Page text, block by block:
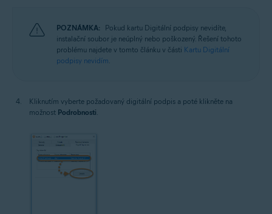
POZNÁMKA:
Pokud kartu Digitální podpisy nevidíte,
instalační soubor je neúplný nebo poškozený. Řešení tohoto
problému najdete v tomto článku v části Kartu Digitální
podpisy nevidím.
Kliknutím vyberte požadovaný digitální podpis a poté klikněte na
možnost Podrobnosti.